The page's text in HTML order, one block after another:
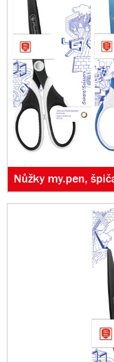
Nůžky my.pen,